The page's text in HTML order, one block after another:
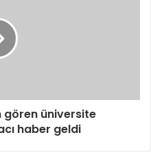
gören üniversite
haber geldi